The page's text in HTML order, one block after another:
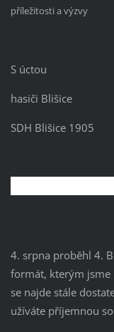
příležitosti a výzvy
S úctou
hasiči Blišice
SDH Blišice 1905
4. srpna proběhl 4.
formát, kterým jsme
se najde stále
užíváte příjemnou